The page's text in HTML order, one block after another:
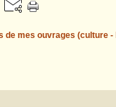
de mes ouvrages (culture